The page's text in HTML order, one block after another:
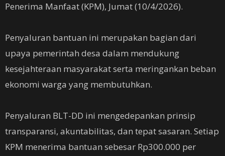
Penerima Manfaat (KPM), Jumat (10/4/2026).
‎Penyaluran bantuan ini merupakan bagian dari
upaya pemerintah desa dalam mendukung
kesejahteraan masyarakat serta meringankan beban
ekonomi warga yang membutuhkan.
Penyaluran BLT-DD ini mengedepankan prinsip
transparansi, akuntabilitas, dan tepat sasaran. Setiap
KPM menerima bantuan sebesar Rp300.000 per